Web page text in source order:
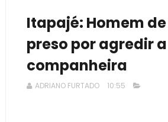
Itapajé: Homem de
preso por agredir
companheira
ADRIANO FURTADO 10:55